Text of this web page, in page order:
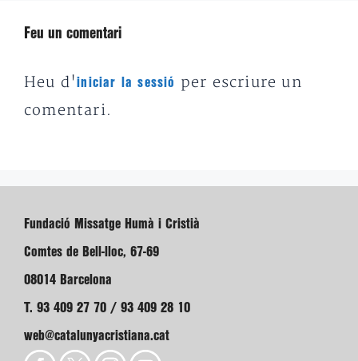
Feu un comentari
Heu d'iniciar la sessió
per escriure un
comentari.
Fundació Missatge Humà i Cristià
Comtes de Bell-lloc, 67-69
08014 Barcelona
T. 93 409 27 70 / 93 409 28 10
web@catalunyacristiana.cat